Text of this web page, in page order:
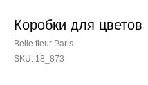
Коробки для цветов
Belle fleur Paris
SKU: 18_873